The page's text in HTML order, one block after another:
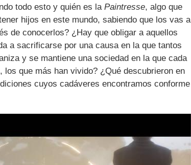
todo esto y quién es la Paintresse, algo que
hijos en este mundo, sabiendo que los vas a
de conocerlos? ¿Hay que obligar a aquellos
a sacrificarse por una causa en la que tantos
y se mantiene una sociedad en la que cada
los que más han vivido? ¿Qué descubrieron en
cuyos cadáveres encontramos conforme